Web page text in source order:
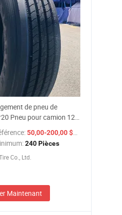
de pneu de
Pneu pour camion 12
315/80r22.5 Prix
Taitong
50,00-200,00 $US
240 Pièces
Co., Ltd.
Maintenant